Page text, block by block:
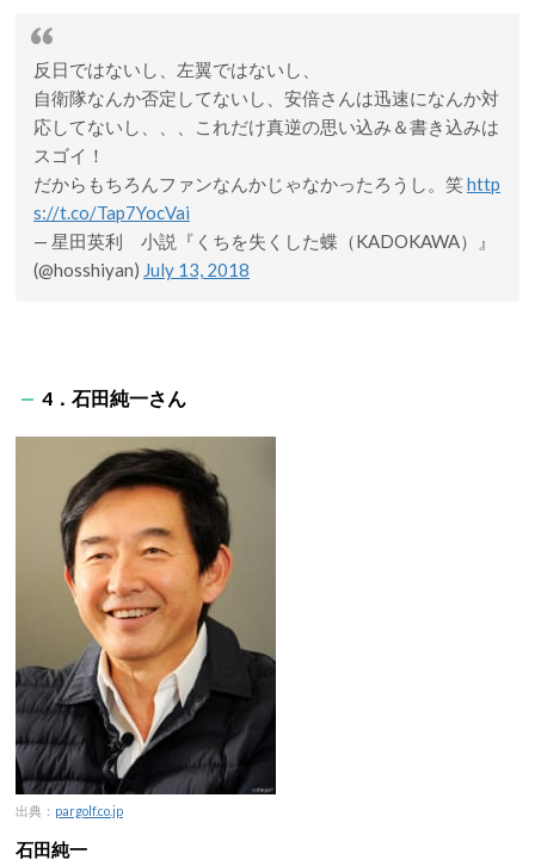
反日ではないし、左翼ではないし、
自衛隊なんか否定してないし、安倍さんは迅速になんか対
応してないし、、、これだけ真逆の思い込み＆書き込みは
スゴイ！
だからもちろんファンなんかじゃなかったろうし。笑 http
s://t.co/Tap7YocVai
— 星田英利 小説『くちを失くした蝶（KADOKAWA）』
(@hosshiyan) July 13, 2018
4．石田純一さん
出典： pargolf.co.jp
石田純一